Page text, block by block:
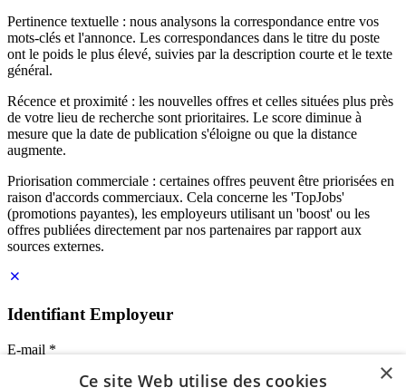
Pertinence textuelle : nous analysons la correspondance entre vos
mots-clés et l'annonce. Les correspondances dans le titre du poste
ont le poids le plus élevé, suivies par la description courte et le texte
général.
Récence et proximité : les nouvelles offres et celles situées plus près
de votre lieu de recherche sont prioritaires. Le score diminue à
mesure que la date de publication s'éloigne ou que la distance
augmente.
Priorisation commerciale : certaines offres peuvent être priorisées en
raison d'accords commerciaux. Cela concerne les 'TopJobs'
(promotions payantes), les employeurs utilisant un 'boost' ou les
offres publiées directement par nos partenaires par rapport aux
sources externes.
Identifiant Employeur
E-mail *
Mot de passe ×
Ce site Web utilise des cookies